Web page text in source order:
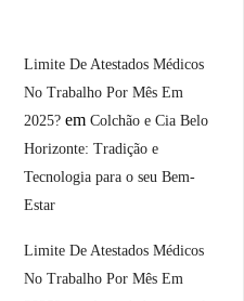
Limite De Atestados Médicos
No Trabalho Por Mês Em
2025? emColchão e Cia Belo
Horizonte: Tradição e
Tecnologia para o seu Bem-
Estar
Limite De Atestados Médicos
No Trabalho Por Mês Em